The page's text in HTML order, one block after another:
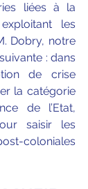
liées à la
les
Dobry, notre
: dans
de crise
la catégorie
de l’Etat,
saisir les
coloniales